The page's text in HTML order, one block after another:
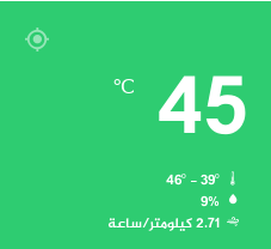
45
℃
9%
2.71 كيلومتر/ساعة